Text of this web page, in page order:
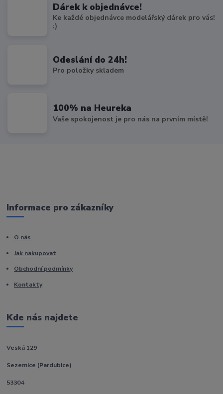
Dárek k objednávce!
Ke každé objednávce modelářský dárek pro vás!
:)
Odeslání do 24h!
Pro položky skladem
100% na Heureka
Vaše spokojenost je pro nás na prvním místě!
Informace pro zákazníky
O nás
Jak nakupovat
Obchodní podmínky
Kontakty
Kde nás najdete
Veská 129
Sezemice (Pardubice)
53304